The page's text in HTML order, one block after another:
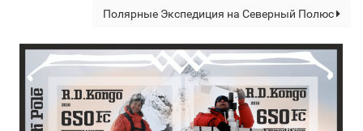
Полярные Экспедиция на Северный Полюс